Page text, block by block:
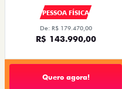
PESSOA FÍSICA
De: R$ 179.470,00
R$ 143.990,00
Quero agora!